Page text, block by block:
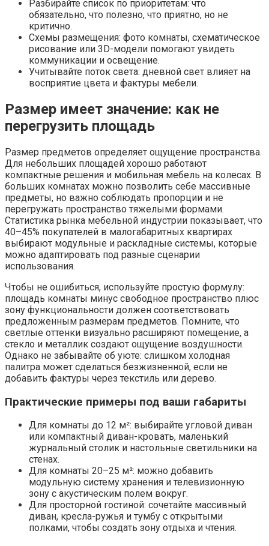
Разбирайте список по приоритетам: что
обязательно, что полезно, что приятно, но не
критично.
Схемы размещения: фото комнаты, схематическое
рисование или 3D-модели помогают увидеть
коммуникации и освещение.
Учитывайте поток света: дневной свет влияет на
восприятие цвета и фактуры мебели.
Размер имеет значение: как не
перегрузить площадь
Размер предметов определяет ощущение пространства.
Для небольших площадей хорошо работают
компактные решения и мобильная мебель на колесах. В
больших комнатах можно позволить себе массивные
предметы, но важно соблюдать пропорции и не
перегружать пространство тяжелыми формами.
Статистика рынка мебельной индустрии показывает, что
40–45% покупателей в малогабаритных квартирах
выбирают модульные и раскладные системы, которые
можно адаптировать под разные сценарии
использования.
Чтобы не ошибиться, используйте простую формулу:
площадь комнаты минус свободное пространство плюс
зону функциональности должен соответствовать
предложенным размерам предметов. Помните, что
светлые оттенки визуально расширяют помещение, а
стекло и металлик создают ощущение воздушности.
Однако не забывайте об уюте: слишком холодная
палитра может сделаться безжизненной, если не
добавить фактуры через текстиль или дерево.
Практические примеры под ваши габариты
Для комнаты до 12 м²: выбирайте угловой диван
или компактный диван-кровать, маленький
журнальный столик и настольные светильники на
стенах.
Для комнаты 20–25 м²: можно добавить
модульную систему хранения и телевизионную
зону с акустическим полем вокруг.
Для просторной гостиной: сочетайте массивный
диван, кресла-ружья и тумбу с открытыми
полками, чтобы создать зону отдыха и чтения.